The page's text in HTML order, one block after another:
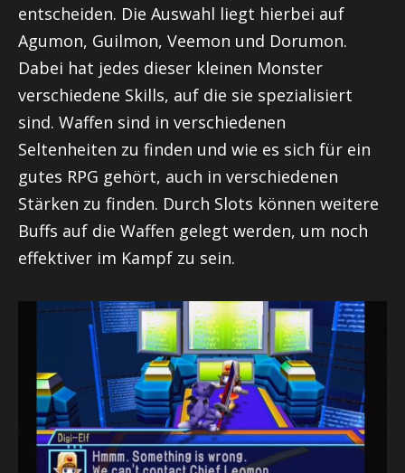
entscheiden. Die Auswahl liegt hierbei auf
Agumon, Guilmon, Veemon und Dorumon.
Dabei hat jedes dieser kleinen Monster
verschiedene Skills, auf die sie spezialisiert
sind. Waffen sind in verschiedenen
Seltenheiten zu finden und wie es sich für ein
gutes RPG gehört, auch in verschiedenen
Stärken zu finden. Durch Slots können weitere
Buffs auf die Waffen gelegt werden, um noch
effektiver im Kampf zu sein.